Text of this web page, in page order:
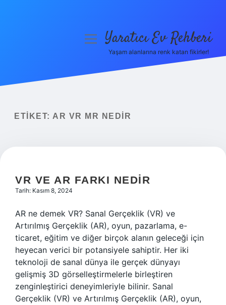
Yasal Uyarı
menüyüYaratıcı Ev Rehberi
Yaşam alanlarına renk katan fikirler!
ETIKET: AR VR MR NEDIR
VR VE AR FARKI NEDIR
Tarih: Kasım 8, 2024
AR ne demek VR? Sanal Gerçeklik (VR) ve
Artırılmış Gerçeklik (AR), oyun, pazarlama, e-
ticaret, eğitim ve diğer birçok alanın geleceği için
heyecan verici bir potansiyele sahiptir. Her iki
teknoloji de sanal dünya ile gerçek dünyayı
gelişmiş 3D görselleştirmelerle birleştiren
zenginleştirici deneyimleriyle bilinir. Sanal
Gerçeklik (VR) ve Artırılmış Gerçeklik (AR), oyun,